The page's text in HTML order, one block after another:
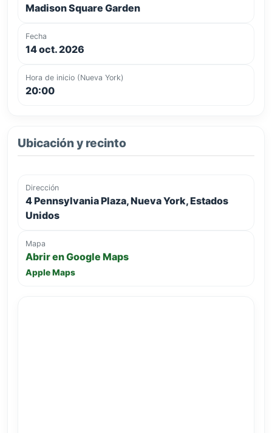
Madison Square Garden
Fecha
14 oct. 2026
Hora de inicio (Nueva York)
20:00
Ubicación y recinto
Dirección
4 Pennsylvania Plaza, Nueva York, Estados
Unidos
Mapa
Abrir en Google Maps
Apple Maps